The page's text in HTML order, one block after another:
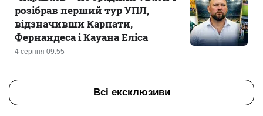
4 серпня 09:55
розібрав перший тур УПЛ,
відзначивши Карпати,
Фернандеса і Кауана Еліса
Всі ексклюзиви